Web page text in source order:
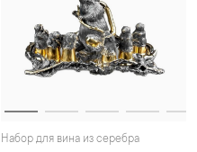
Набор для вина из серебра